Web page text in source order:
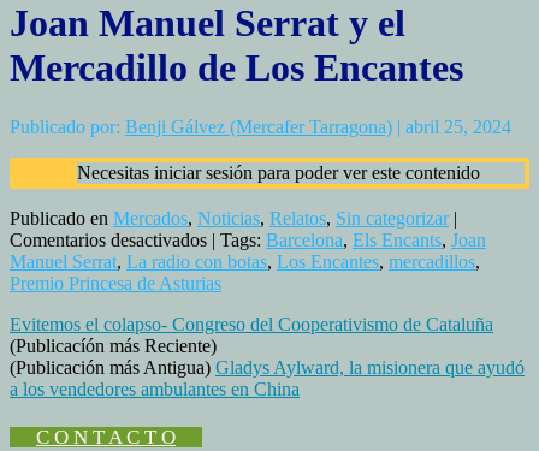
Joan Manuel Serrat y el
Mercadillo de Los Encantes
Publicado por: Benji Gálvez (Mercafer Tarragona) | abril 25, 2024
Necesitas iniciar sesión para poder ver este contenido
Publicado en Mercados, Noticias, Relatos, Sin categorizar|
Comentarios desactivadosen
Joan
Manuel
y
el
Mercadillo
de
| Tags: Barcelona, Els Encants, Joan
Manuel Serrat, La radio con botas, Los Encantes, mercadillos,
Premio Princesa de Asturias
Evitemos el colapso- Congreso del Cooperativismo de Cataluña
(Publicacíón más Reciente)
(Publicación más Antigua) Gladys Aylward, la misionera que ayudó
a los vendedores ambulantes en China
C O N T A C T O